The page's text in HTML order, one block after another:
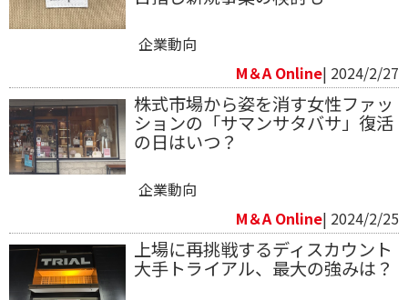
企業動向
M＆A Online| 2024/2/27
株式市場から姿を消す女性ファッ
ションの「サマンサタバサ」復活
の日はいつ？
企業動向
M＆A Online| 2024/2/25
上場に再挑戦するディスカウント
大手トライアル、最大の強みは？